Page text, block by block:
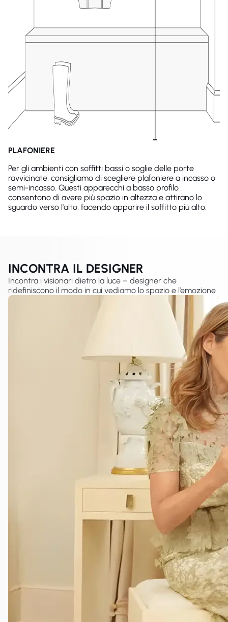
PLAFONIERE
Per gli ambienti con soffitti bassi o soglie delle porte
ravvicinate, consigliamo di scegliere plafoniere a incasso o
semi-incasso. Questi apparecchi a basso profilo
consentono di avere più spazio in altezza e attirano lo
sguardo verso l'alto, facendo apparire il soffitto più alto.
INCONTRA IL DESIGNER
Incontra i visionari dietro la luce – designer che
ridefiniscono il modo in cui vediamo lo spazio e l’emozione